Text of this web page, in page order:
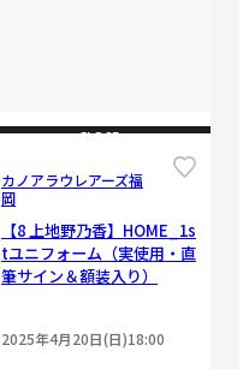
CLOSE
カノアラウレアーズ福
岡
【8 上地野乃香】HOME_1s
tユニフォーム（実使用・直
筆サイン＆額装入り）
2025年4月20日(日)18:00